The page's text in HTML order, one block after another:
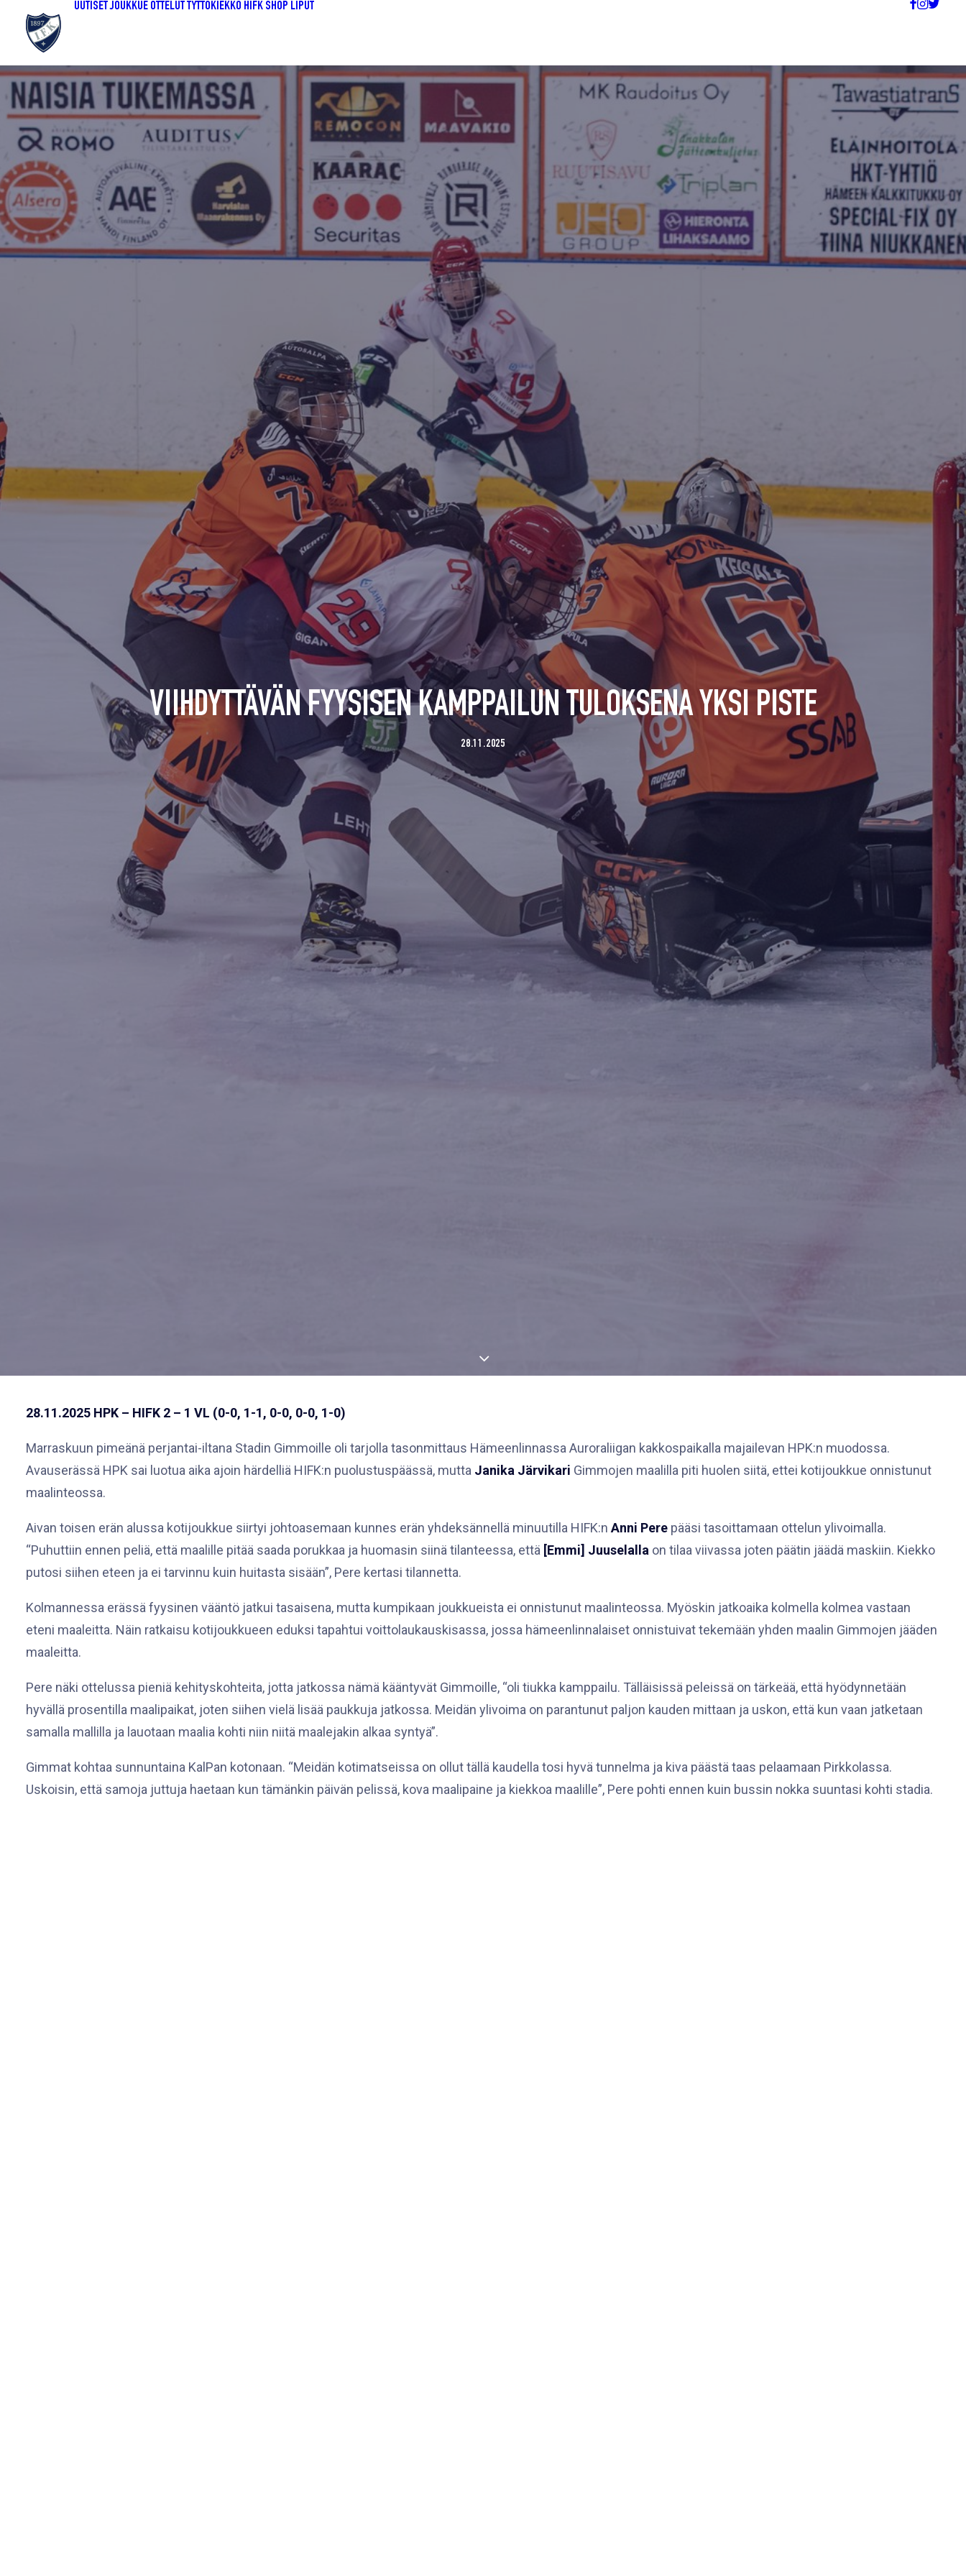
UUTISETJOUKKUE OTTELUTTYTTÖKIEKKO HIFK SHOP LIPUT
VIIHDYTTÄVÄN FYYSISEN KAMPPAILUN TULOKSENA YKSI PISTE
28.11.2025
28.11.2025 HPK – HIFK 2 – 1 VL (0-0, 1-1, 0-0, 0-0, 1-0)
Marraskuun pimeänä perjantai-iltana Stadin Gimmoille oli tarjolla tasonmittaus Hämeenlinnassa Auroraliigan kakkospaikalla majailevan HPK:n muodossa.
Avauserässä HPK sai luotua aika ajoin härdelliä HIFK:n puolustuspäässä, mutta Janika Järvikari Gimmojen maalilla piti huolen siitä, ettei kotijoukkue onnistunut
maalinteossa.
Aivan toisen erän alussa kotijoukkue siirtyi johtoasemaan kunnes erän yhdeksännellä minuutilla HIFK:n Anni Pere pääsi tasoittamaan ottelun ylivoimalla.
“Puhuttiin ennen peliä, että maalille pitää saada porukkaa ja huomasin siinä tilanteessa, että [Emmi] Juuselalla on tilaa viivassa joten päätin jäädä maskiin. Kiekko
putosi siihen eteen ja ei tarvinnu kuin huitasta sisään”, Pere kertasi tilannetta.
Kolmannessa erässä fyysinen vääntö jatkui tasaisena, mutta kumpikaan joukkueista ei onnistunut maalinteossa. Myöskin jatkoaika kolmella kolmea vastaan
eteni maaleitta. Näin ratkaisu kotijoukkueen eduksi tapahtui voittolaukauskisassa, jossa hämeenlinnalaiset onnistuivat tekemään yhden maalin Gimmojen jääden
maaleitta.
Pere näki ottelussa pieniä kehityskohteita, jotta jatkossa nämä kääntyvät Gimmoille, “oli tiukka kamppailu. Tälläisissä peleissä on tärkeää, että hyödynnetään
hyvällä prosentilla maalipaikat, joten siihen vielä lisää paukkuja jatkossa. Meidän ylivoima on parantunut paljon kauden mittaan ja uskon, että kun vaan jatketaan
samalla mallilla ja lauotaan maalia kohti niin niitä maalejakin alkaa syntyä”.
Gimmat kohtaa sunnuntaina KalPan kotonaan. “Meidän kotimatseissa on ollut tällä kaudella tosi hyvä tunnelma ja kiva päästä taas pelaamaan Pirkkolassa.
Uskoisin, että samoja juttuja haetaan kun tämänkin päivän pelissä, kova maalipaine ja kiekkoa maalille”, Pere pohti ennen kuin bussin nokka suuntasi kohti stadia.